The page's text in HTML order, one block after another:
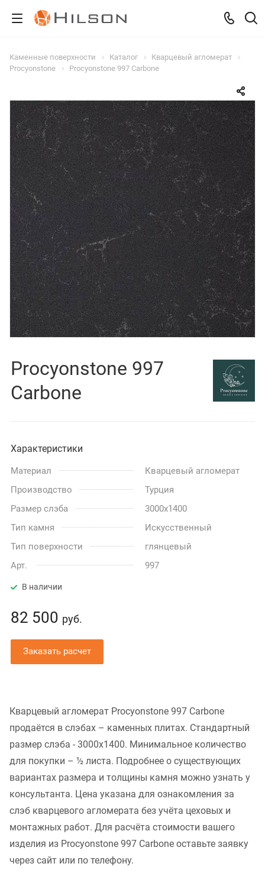
Каменные поверхности Каталог
Кварцевый агломерат
Procyonstone
Procyonstone 997 Carbone
Procyonstone 997
Carbone
Характеристики
Материал
Кварцевый агломерат
Производство
Турция
Размер слэба
3000x1400
Тип камня
Искусственный
Тип поверхности
глянцевый
Арт.
997
В наличии
82 500 руб.
Заказать расчет
Кварцевый агломерат Procyonstone 997 Carbone
продаётся в слэбах – каменных плитах. Стандартный
размер слэба - 3000x1400. Минимальное количество
для покупки – ½ листа. Подробнее о существующих
вариантах размера и толщины камня можно узнать у
консультанта. Цена указана для ознакомления за
слэб кварцевого агломерата без учёта цеховых и
монтажных работ. Для расчёта стоимости вашего
изделия из Procyonstone 997 Carbone оставьте заявку
через сайт или по телефону.